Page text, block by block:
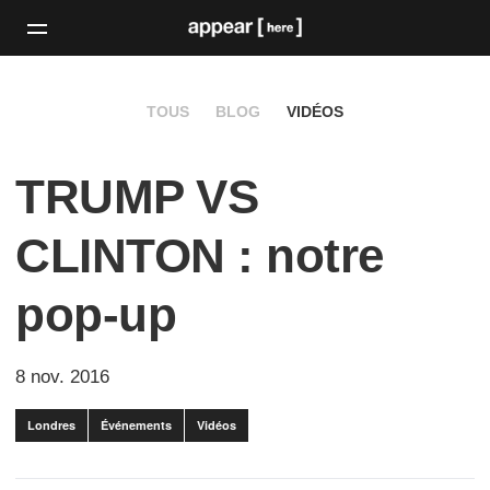
TOUS BLOG VIDÉOS
TRUMP VS
CLINTON : notre
pop-up
8 nov. 2016
Londres Événements Vidéos